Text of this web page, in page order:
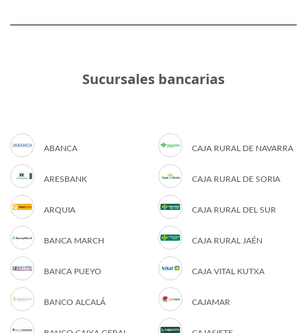
Sucursales bancarias
ABANCA
ARESBANK
ARQUIA
BANCA MARCH
BANCA PUEYO
BANCO ALCALÁ
CAJA RURAL DE NAVARRA
CAJA RURAL DE SORIA
CAJA RURAL DEL SUR
CAJA RURAL JAÉN
CAJA VITAL KUTXA
CAJAMAR